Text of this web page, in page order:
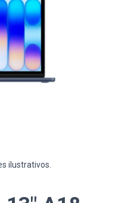
ilustrativos.